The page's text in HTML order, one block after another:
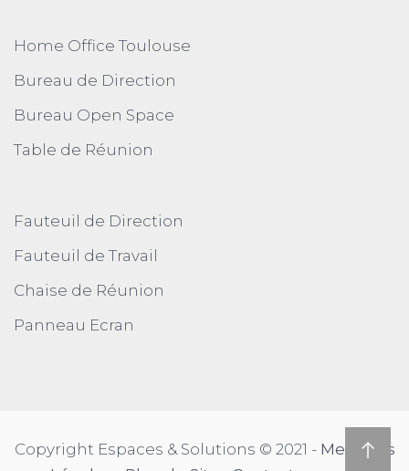
Home Office Toulouse
Bureau de Direction
Bureau Open Space
Table de Réunion
Fauteuil de Direction
Fauteuil de Travail
Chaise de Réunion
Panneau Ecran
Copyright Espaces & Solutions © 2021 - Mentions